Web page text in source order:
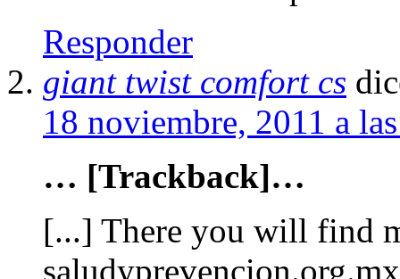
Responder
giant twist comfort cs
18 noviembre, 2011 a
… [Trackback]…
[...] There you will find